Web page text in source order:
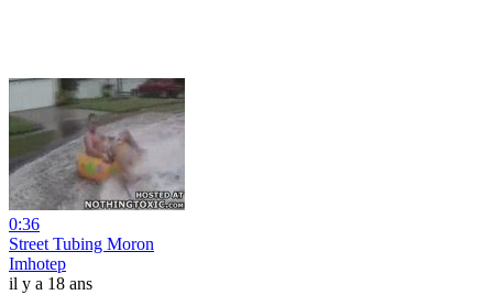
0:36
Street Tubing Moron
Imhotep
il y a 18 ans